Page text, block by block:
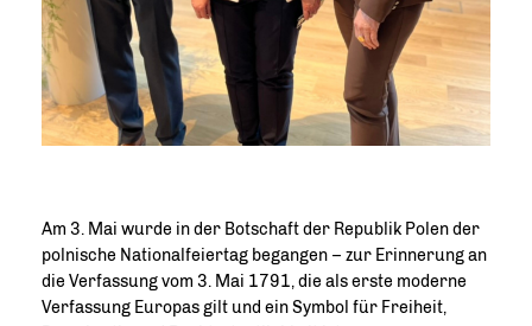
Am 3. Mai wurde in der Botschaft der Republik Polen der
polnische Nationalfeiertag begangen – zur Erinnerung an
die Verfassung vom 3. Mai 1791, die als erste moderne
Verfassung Europas gilt und ein Symbol für Freiheit,